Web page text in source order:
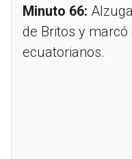
Minuto 66:
de Britos y marcó
ecuatorianos.